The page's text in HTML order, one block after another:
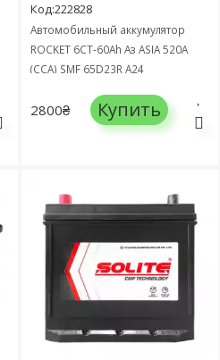
Код:222828
Автомобильный аккумулятор
ROCKET 6СТ-60Ah Аз ASIA 520А
(CCA) SMF 65D23R A24
2800₴ Купить